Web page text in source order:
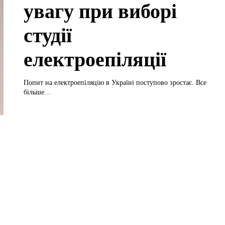
увагу при виборі
студії
електроепіляції
Попит на електроепіляцію в Україні поступово зростає. Все
більше...